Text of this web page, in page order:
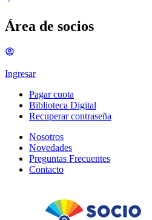
Área de socios
Ingresar
Pagar cuota
Biblioteca Digital
Recuperar contraseña
Nosotros
Novedades
Preguntas Frecuentes
Contacto